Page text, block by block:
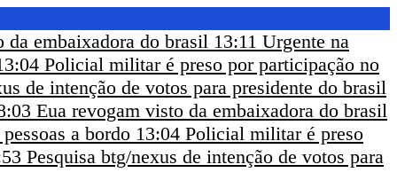
da embaixadora do brasil 13:11 Urgente na
Policial militar é preso por participação no
de intenção de votos para presidente do brasil
Eua revogam visto da embaixadora do brasil
a bordo 13:04 Policial militar é preso
Pesquisa btg/nexus de intenção de votos para